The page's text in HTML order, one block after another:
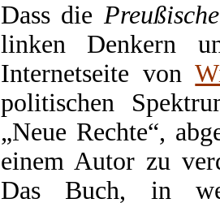
Dass die
linken Denkern
Internetseite von
politischen
„Neue Rechte“,
einem Autor zu
Das Buch, in